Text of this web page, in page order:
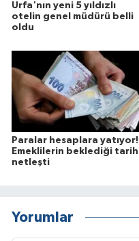
Urfa'nın yeni 5 yıldızlı
otelin genel müdürü belli
oldu
Paralar hesaplara yatıyor!
Emeklilerin beklediği tarih
netleşti
Yorumlar